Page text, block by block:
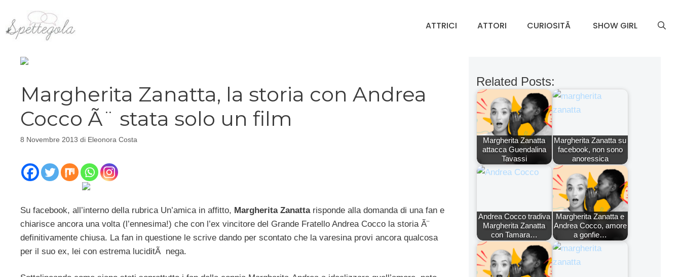
contenuto
ATTRICI ATTORI CURIOSITÃ SHOW GIRL
Margherita Zanatta, la storia con Andrea
Cocco Ã¨ stata solo un film
8 Novembre 2013 di Eleonora Costa
Su facebook, all’interno della rubrica Un’amica in affitto, Margherita Zanattarisponde alla domanda di una fan e
chiarisce ancora una volta (l’ennesima!) che con l’ex vincitore del Grande Fratello Andrea Cocco la storia Ã¨
definitivamente chiusa. La fan in questione le scrive dando per scontato che la varesina provi ancora qualcosa
per il suo ex, lei con estrema luciditÃ nega.
Related Posts:
Margherita Zanatta
attacca Guendalina
Tavassi
Margherita Zanatta su
facebook, non sono
anoressica
Andrea Cocco tradiva
Margherita Zanatta
con Tamara…
Margherita Zanatta e
Andrea Cocco, amore
a gonfie…